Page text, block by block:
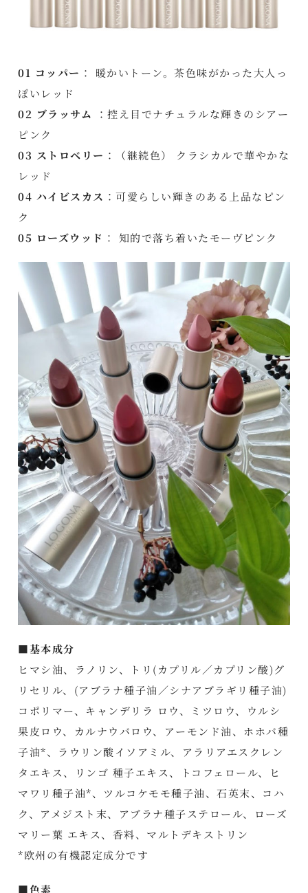
01 コッパー ： 暖かいトーン。茶色味がかった大人っ
ぽいレッド
02 ブラッサム ：控え目でナチュラルな輝きのシアー
ピンク
03 ストロベリー ：（継続色） クラシカルで華やかな
レッド
04 ハイビスカス ：可愛らしい輝きのある上品なピン
ク
05 ローズウッド ： 知的で落ち着いたモーヴピンク
■基本成分
ヒマシ油、ラノリン、トリ(カプリル／カプリン酸)グ
リセリル、(アブラナ種子油／シナアブラギリ種子油)
コポリマー、キャンデリラ ロウ、ミツロウ、ウルシ
果皮ロウ、カルナウバロウ、アーモンド油、ホホバ種
子油*、ラウリン酸イソアミル、アラリアエスクレン
タエキス、リンゴ 種子エキス、トコフェロール、ヒ
マワリ種子油*、ツルコケモモ種子油、石英末、コハ
ク、アメジスト末、アブラナ種子ステロール、ローズ
マリー葉 エキス、香料、マルトデキストリン
*欧州の有機認定成分です
■色素